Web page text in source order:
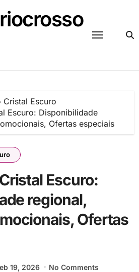
Escuro
Escuro: Disponibilidade
Ofertas especiais
Escuro:
regional,
Ofertas
19, 2026 No Comments